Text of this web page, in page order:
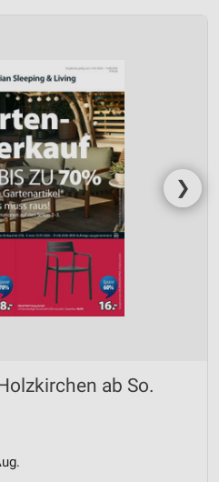
❯
ab So.